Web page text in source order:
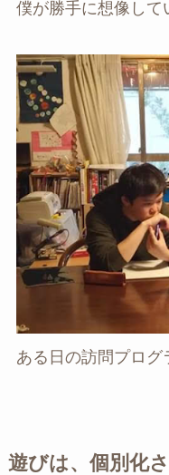
僕が勝手に想像して
ある日の訪問プログ
遊びは、個別化